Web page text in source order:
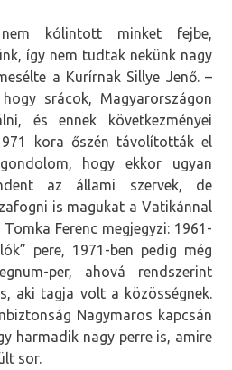
kólintott minket fejbe,
így nem tudtak nekünk nagy
a Kurírnak Sillye Jenő. –
srácok, Magyarországon
és ennek következményei
kora őszén távolították el
hogy ekkor ugyan
az állami szervek, de
is magukat a Vatikánnal
Ferenc megjegyzi: 1961-
pere, 1971-ben pedig még
per, ahová rendszerint
aki tagja volt a közösségnek.
Nagymaros kapcsán
harmadik nagy perre is, amire
sor.